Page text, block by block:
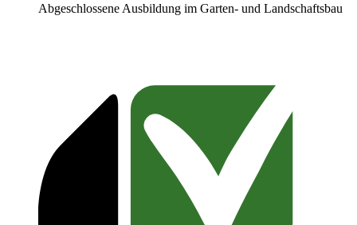
Abgeschlossene Ausbildung im Garten- und Landschaftsbau